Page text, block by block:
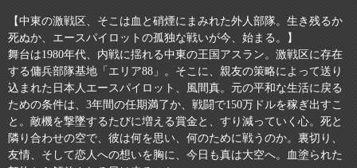
【中東の激戦区、そこは血と硝煙にまみれた外人部隊。生き残るか
死ぬか、エースパイロットの孤独な戦いが今、始まる。】
舞台は1980年代、内戦に揺れる中東の王国アスラン。激戦区に存在
する傭兵部隊基地「エリア88」。そこに、親友の策略によって送り
込まれた日本人エースパイロット、風間真。元の平和な生活に戻る
ための条件は、3年間の任期満了か、戦闘で150万ドルを稼ぎ出すこ
と。敵機を撃墜するたびに増える賞金と、すり減っていく心。死と
隣り合わせの空で、彼は何を思い、何のために戦うのか。裏切り、
友情、そして恋人への想いを胸に、今日も真は大空へ。血塗られた